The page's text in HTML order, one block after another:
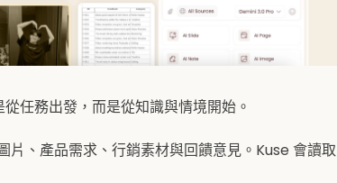
任務出發，而是從知識與情境開始。
片、產品需求、行銷素材與回饋意見。Kuse 會讀取